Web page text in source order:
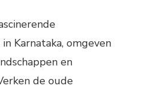
Karnataka, omgeven
en
de oude